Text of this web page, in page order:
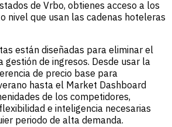
de Vrbo, obtienes acceso a los
nivel que usan las cadenas hoteleras
están diseñadas para eliminar el
de ingresos. Desde usar la
de precio base para
hasta el Market Dashboard
de los competidores,
e inteligencia necesarias
periodo de alta demanda.